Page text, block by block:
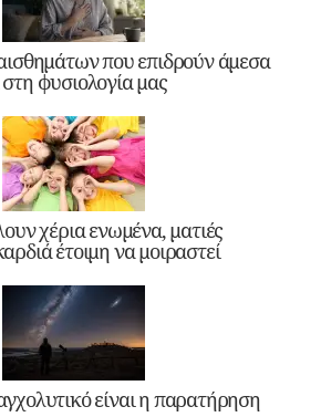
που επιδρούν άμεσα
φυσιολογία μας
χέρια ενωμένα, ματιές
έτοιμη να μοιραστεί
είναι η παρατήρηση